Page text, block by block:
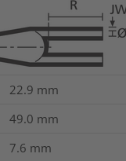
22.9 mm
49.0 mm
7.6 mm